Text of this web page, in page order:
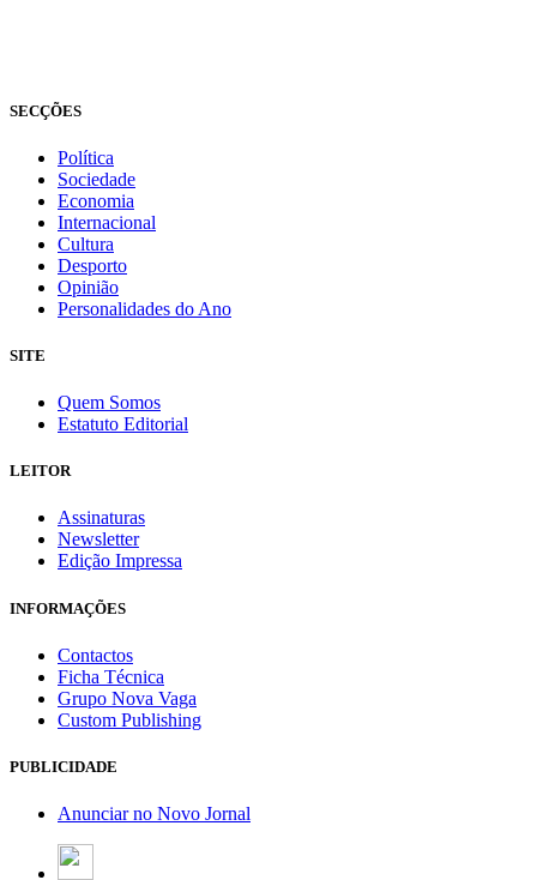
SECÇÕES
Política
Sociedade
Economia
Internacional
Cultura
Desporto
Opinião
Personalidades do Ano
SITE
Quem Somos
Estatuto Editorial
LEITOR
Assinaturas
Newsletter
Edição Impressa
INFORMAÇÕES
Contactos
Ficha Técnica
Grupo Nova Vaga
Custom Publishing
PUBLICIDADE
Anunciar no Novo Jornal